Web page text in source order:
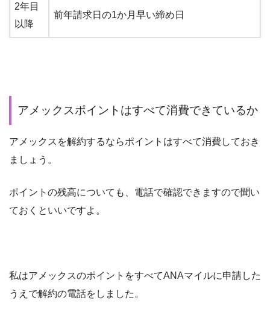
2年目
以降
前年請求日の1か月早い締め日
アメックスポイントはすべて消費できているか
アメックスを解約するならポイントはすべて消費しておき
ましょう。
ポイントの残高についても、電話で確認できますので聞い
ておくといいですよ。
私はアメックスのポイントをすべてANAマイルに申請した
うえで解約の電話をしました。